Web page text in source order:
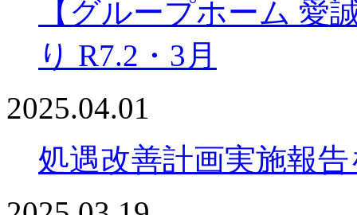
【グループホーム 愛
り R7.2・3月
2025.04.01
処遇改善計画実施報